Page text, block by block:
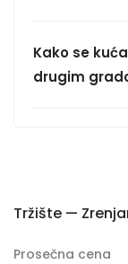
Kako se
drugim
Tržište —
Prosečna cena